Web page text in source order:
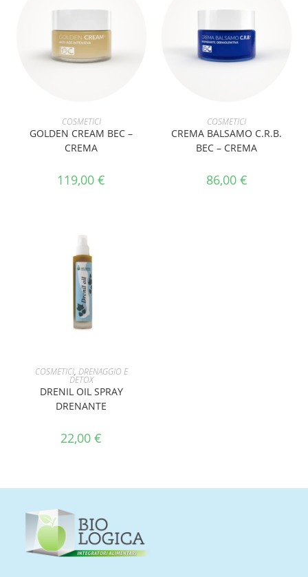
AGGIUNGI AL CARRELLO
COSMETICI
GOLDEN CREAM BEC –
CREMA
119,00€
AGGIUNGI AL CARRELLO
COSMETICI
CREMA BALSAMO C.R.B.
BEC – CREMA
86,00 €
AGGIUNGI AL CARRELLO
COSMETICI, DRENAGGIO E
DETOX
DRENIL OIL SPRAY
DRENANTE
22,00€